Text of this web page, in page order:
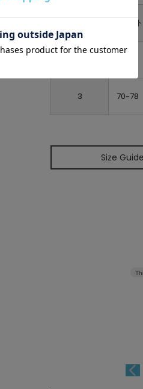
ウエスト
3 70~78
Size Guide